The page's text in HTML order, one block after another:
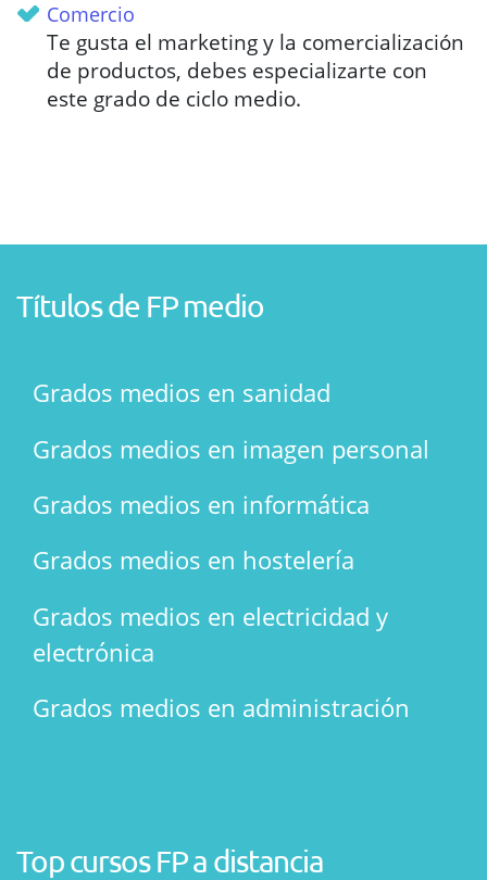
Comercio
Te gusta el marketing y la comercialización
de productos, debes especializarte con
este grado de ciclo medio.
Títulos de FP medio
Grados medios en sanidad
Grados medios en imagen personal
Grados medios en informática
Grados medios en hostelería
Grados medios en electricidad y
electrónica
Grados medios en administración
Top cursos FP a distancia